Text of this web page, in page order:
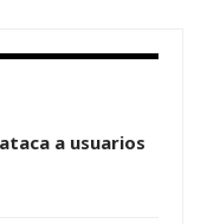
a usuarios